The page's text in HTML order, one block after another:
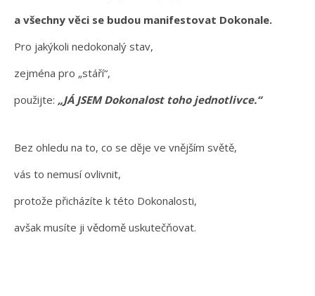
a všechny věci se budou manifestovat Dokonale.
Pro jakýkoli nedokonalý stav,
zejména pro „stáří“,
použijte: „JÁ JSEM Dokonalost toho jednotlivce.“
Bez ohledu na to, co se děje ve vnějším světě,
vás to nemusí ovlivnit,
protože přicházíte k této Dokonalosti,
avšak musíte ji vědomě uskutečňovat.